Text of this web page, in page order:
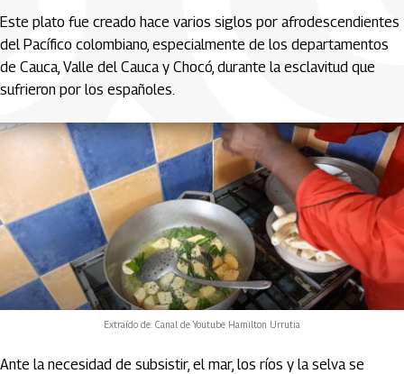
Este plato fue creado hace varios siglos por afrodescendientes
del Pacífico colombiano, especialmente de los departamentos
de Cauca, Valle del Cauca y Chocó, durante la esclavitud que
sufrieron por los españoles.
Extraído de: Canal de Youtube Hamilton Urrutia
Ante la necesidad de subsistir, el mar, los ríos y la selva se